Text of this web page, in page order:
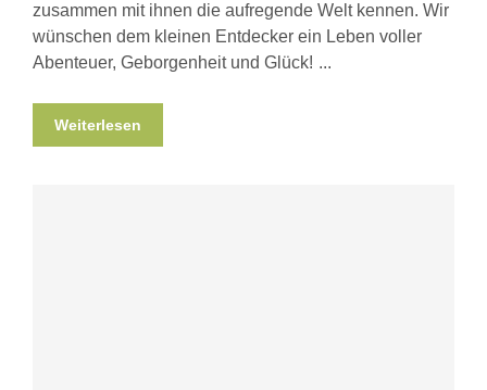
zusammen mit ihnen die aufregende Welt kennen. Wir
wünschen dem kleinen Entdecker ein Leben voller
Abenteuer, Geborgenheit und Glück!
Weiterlesen